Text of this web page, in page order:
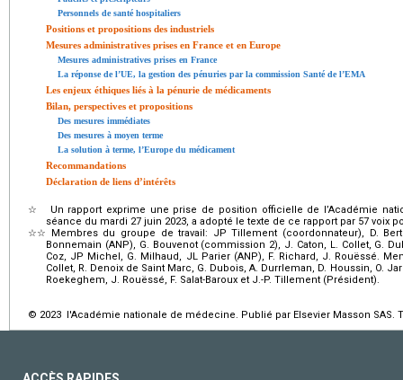
Personnels de santé hospitaliers
Positions et propositions des industriels
Mesures administratives prises en France et en Europe
Mesures administratives prises en France
La réponse de l’UE, la gestion des pénuries par la commission Santé de l’EMA
Les enjeux éthiques liés à la pénurie de médicaments
Bilan, perspectives et propositions
Des mesures immédiates
Des mesures à moyen terme
La solution à terme, l’Europe du médicament
Recommandations
Déclaration de liens d’intérêts
☆
Un rapport exprime une prise de position officielle de l’Académie
séance du mardi 27 juin 2023, a adopté le texte de ce rapport par 57 voix
☆☆
Membres du groupe de travail: JP Tillement (coordonnateur), D.
Bonnemain (ANP), G. Bouvenot (commission 2), J. Caton, L. Collet, G.
Coz, JP Michel, G. Milhaud, JL Parier (ANP), F. Richard, J. Rouëssé.
Collet, R. Denoix de Saint Marc, G. Dubois, A. Durrleman, D. Houssin, O.
Roekeghem, J. Rouëssé, F. Salat-Baroux et J.-P. Tillement (Président).
© 2023 l'Académie nationale de médecine. Publié par Elsevier Masson SAS.